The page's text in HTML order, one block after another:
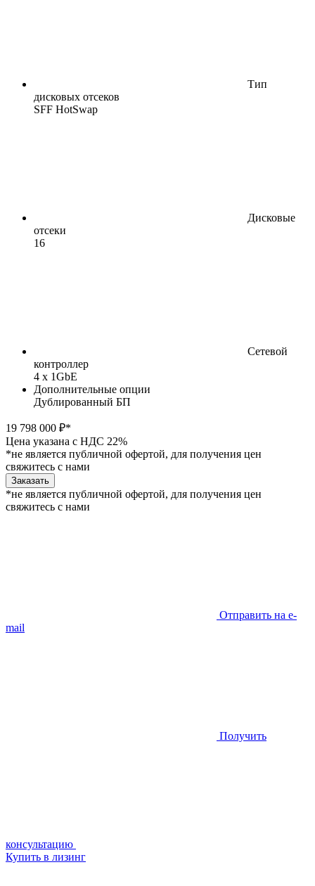
Тип
дисковых отсеков
SFF HotSwap
Дисковые
отсеки
16
Сетевой
контроллер
4 x 1GbE
Дополнительные опции
Дублированный БП
19 798 000 ₽*
Цена указана с НДС 22%
*не является публичной офертой, для получения цен
свяжитесь с нами
Заказать
*не является публичной офертой, для получения цен
свяжитесь с нами
Отправить на e-
mail
Получить
консультацию
Купить в лизинг